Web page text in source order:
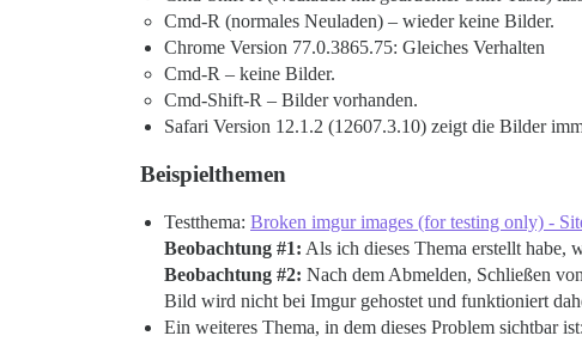
Cmd-R (normales Neuladen) – wieder keine Bilder.
Chrome Version 77.0.3865.75: Gleiches Verhalten
Cmd-R – keine Bilder.
Cmd-Shift-R – Bilder vorhanden.
Safari Version 12.1.2 (12607.3.10) zeigt die Bilder
Beispielthemen
Testthema: Broken imgur images (for testing only) -
Beobachtung #1: Als ich dieses Thema erstellt habe,
Beobachtung #2: Nach dem Abmelden, Schließen
Bild wird nicht bei Imgur gehostet und funktioniert
Ein weiteres Thema, in dem dieses Problem sichtbar ist: